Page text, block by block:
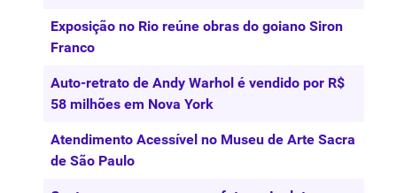
Exposição no Rio reúne obras do goiano Siron
Franco
Auto-retrato de Andy Warhol é vendido por R$
58 milhões em Nova York
Atendimento Acessível no Museu de Arte Sacra
de São Paulo